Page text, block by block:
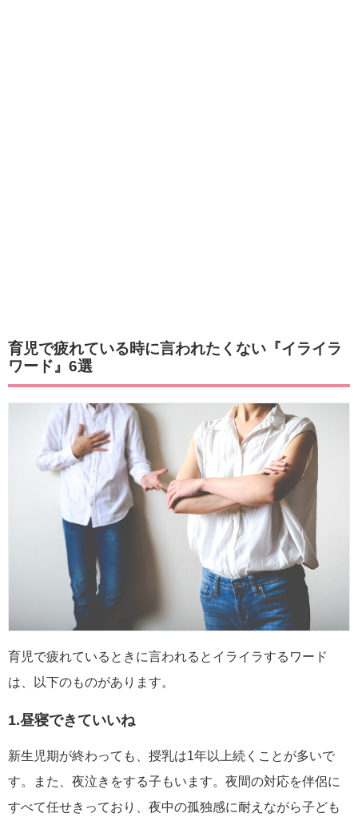
育児で疲れている時に言われたくない『イライラ
ワード』6選
育児で疲れているときに言われるとイライラするワード
は、以下のものがあります。
1.昼寝できていいね
新生児期が終わっても、授乳は1年以上続くことが多いで
す。また、夜泣きをする子もいます。夜間の対応を伴侶に
すべて任せきっており、夜中の孤独感に耐えながら子ども